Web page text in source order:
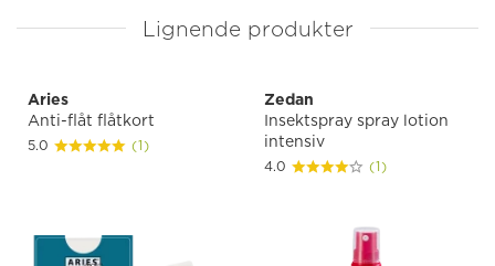
Lignende produkter
Aries
Anti-flåt flåtkort
5.0 (1)
Zedan
Insektspray spray lotion
intensiv
4.0 (1)